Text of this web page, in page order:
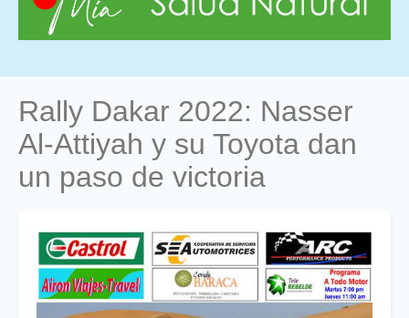
Rally Dakar 2022: Nasser
Al-Attiyah y su Toyota dan
un paso de victoria
Foto
Titular